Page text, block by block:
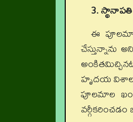
3.
ఈ
చేస్తున్నాను
హృదయ
పూలమాల